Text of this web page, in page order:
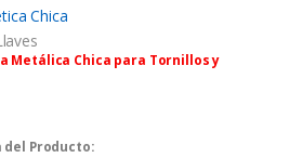
Metálica Chica para Tornillos y
del Producto: